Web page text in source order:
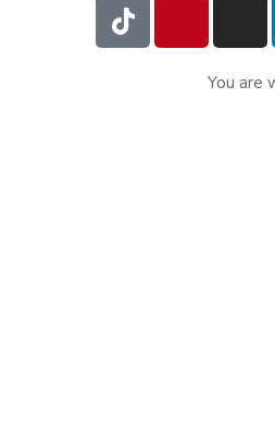
You are